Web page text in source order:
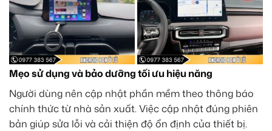
Mẹo sử dụng và bảo dưỡng tối ưu hiệu năng
Người dùng nên cập nhật phần mềm theo thông báo
chính thức từ nhà sản xuất. Việc cập nhật đúng phiên
bản giúp sửa lỗi và cải thiện độ ổn định của thiết bị.